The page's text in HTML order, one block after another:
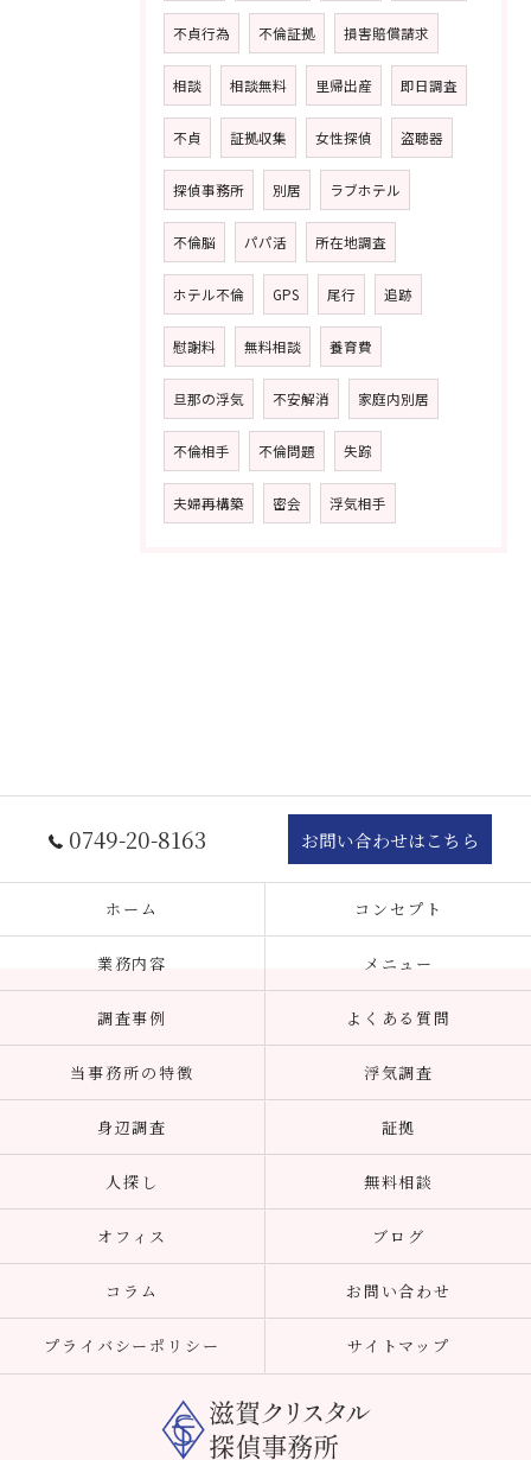
不貞行為 不倫証拠 損害賠償請求
相談 相談無料 里帰出産 即日調査
不貞 証拠収集 女性探偵 盗聴器
探偵事務所 別居 ラブホテル
不倫脳 パパ活 所在地調査
ホテル不倫 GPS 尾行 追跡
慰謝料 無料相談 養育費
旦那の浮気 不安解消 家庭内別居
不倫相手 不倫問題 失踪
夫婦再構築 密会 浮気相手
0749-20-8163 お問い合わせはこちら
ホーム コンセプト
業務内容 メニュー
調査事例 よくある質問
当事務所の特徴 浮気調査
身辺調査 証拠
人探し 無料相談
オフィス ブログ
コラム お問い合わせ
プライバシーポリシー サイトマップ